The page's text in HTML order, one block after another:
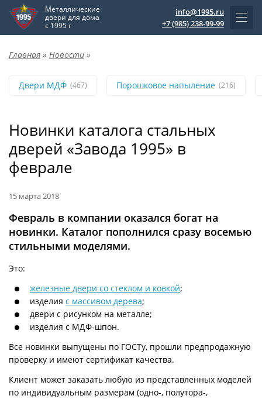
Металлические
двери для дома
с 1995 г
info@1995.ru
+7 (985) 238-99-99
Главная » Новости »
Двери МДФ (467) Порошковое напыление (216)
Новинки каталога стальных
дверей «Завода 1995» в
феврале
15 марта 2018
Февраль в компании оказался богат на
новинки. Каталог пополнился сразу восемью
стильными моделями.
Это:
железные двери со стеклом и ковкой;
изделия с массивом дерева;
двери с рисунком на металле;
изделия с МДФ-шпон.
Все новинки выпущены по ГОСТу, прошли предпродажную
проверку и имеют сертификат качества.
Клиент может заказать любую из представленных моделей
по индивидуальным размерам (одно-, полутора-,